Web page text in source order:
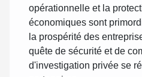
opérationnelle et la
économiques sont
la prospérité des
quête de sécurité et de
d'investigation privée se